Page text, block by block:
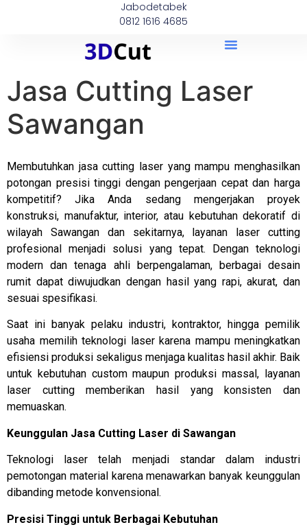
Jabodetabek
0812 1616 4685
Jasa Cutting Laser
Sawangan
Membutuhkan jasa cutting laser yang mampu menghasilkan
potongan presisi tinggi dengan pengerjaan cepat dan harga
kompetitif? Jika Anda sedang mengerjakan proyek
konstruksi, manufaktur, interior, atau kebutuhan dekoratif di
wilayah Sawangan dan sekitarnya, layanan laser cutting
profesional menjadi solusi yang tepat. Dengan teknologi
modern dan tenaga ahli berpengalaman, berbagai desain
rumit dapat diwujudkan dengan hasil yang rapi, akurat, dan
sesuai spesifikasi.
Saat ini banyak pelaku industri, kontraktor, hingga pemilik
usaha memilih teknologi laser karena mampu meningkatkan
efisiensi produksi sekaligus menjaga kualitas hasil akhir. Baik
untuk kebutuhan custom maupun produksi massal, layanan
laser cutting memberikan hasil yang konsisten dan
memuaskan.
Keunggulan Jasa Cutting Laser di Sawangan
Teknologi laser telah menjadi standar dalam industri
pemotongan material karena menawarkan banyak keunggulan
dibanding metode konvensional.
Presisi Tinggi untuk Berbagai Kebutuhan